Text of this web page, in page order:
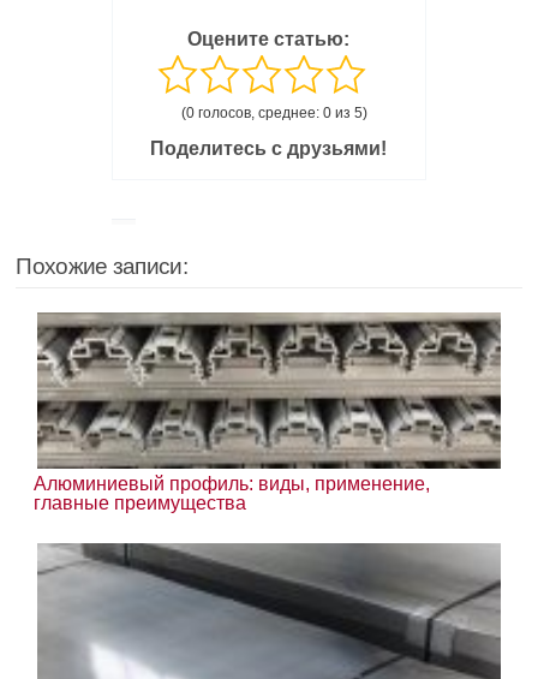
Оцените статью:
(0 голосов, среднее: 0 из 5)
Поделитесь с друзьями!
Похожие записи:
Алюминиевый профиль: виды, применение,
главные преимущества